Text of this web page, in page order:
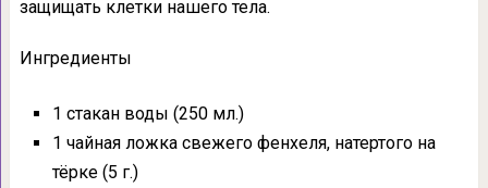
защищать клетки нашего тела.
Ингредиенты
1 стакан воды (250 мл.)
1 чайная ложка свежего фенхеля, натертого на
тёрке (5 г.)